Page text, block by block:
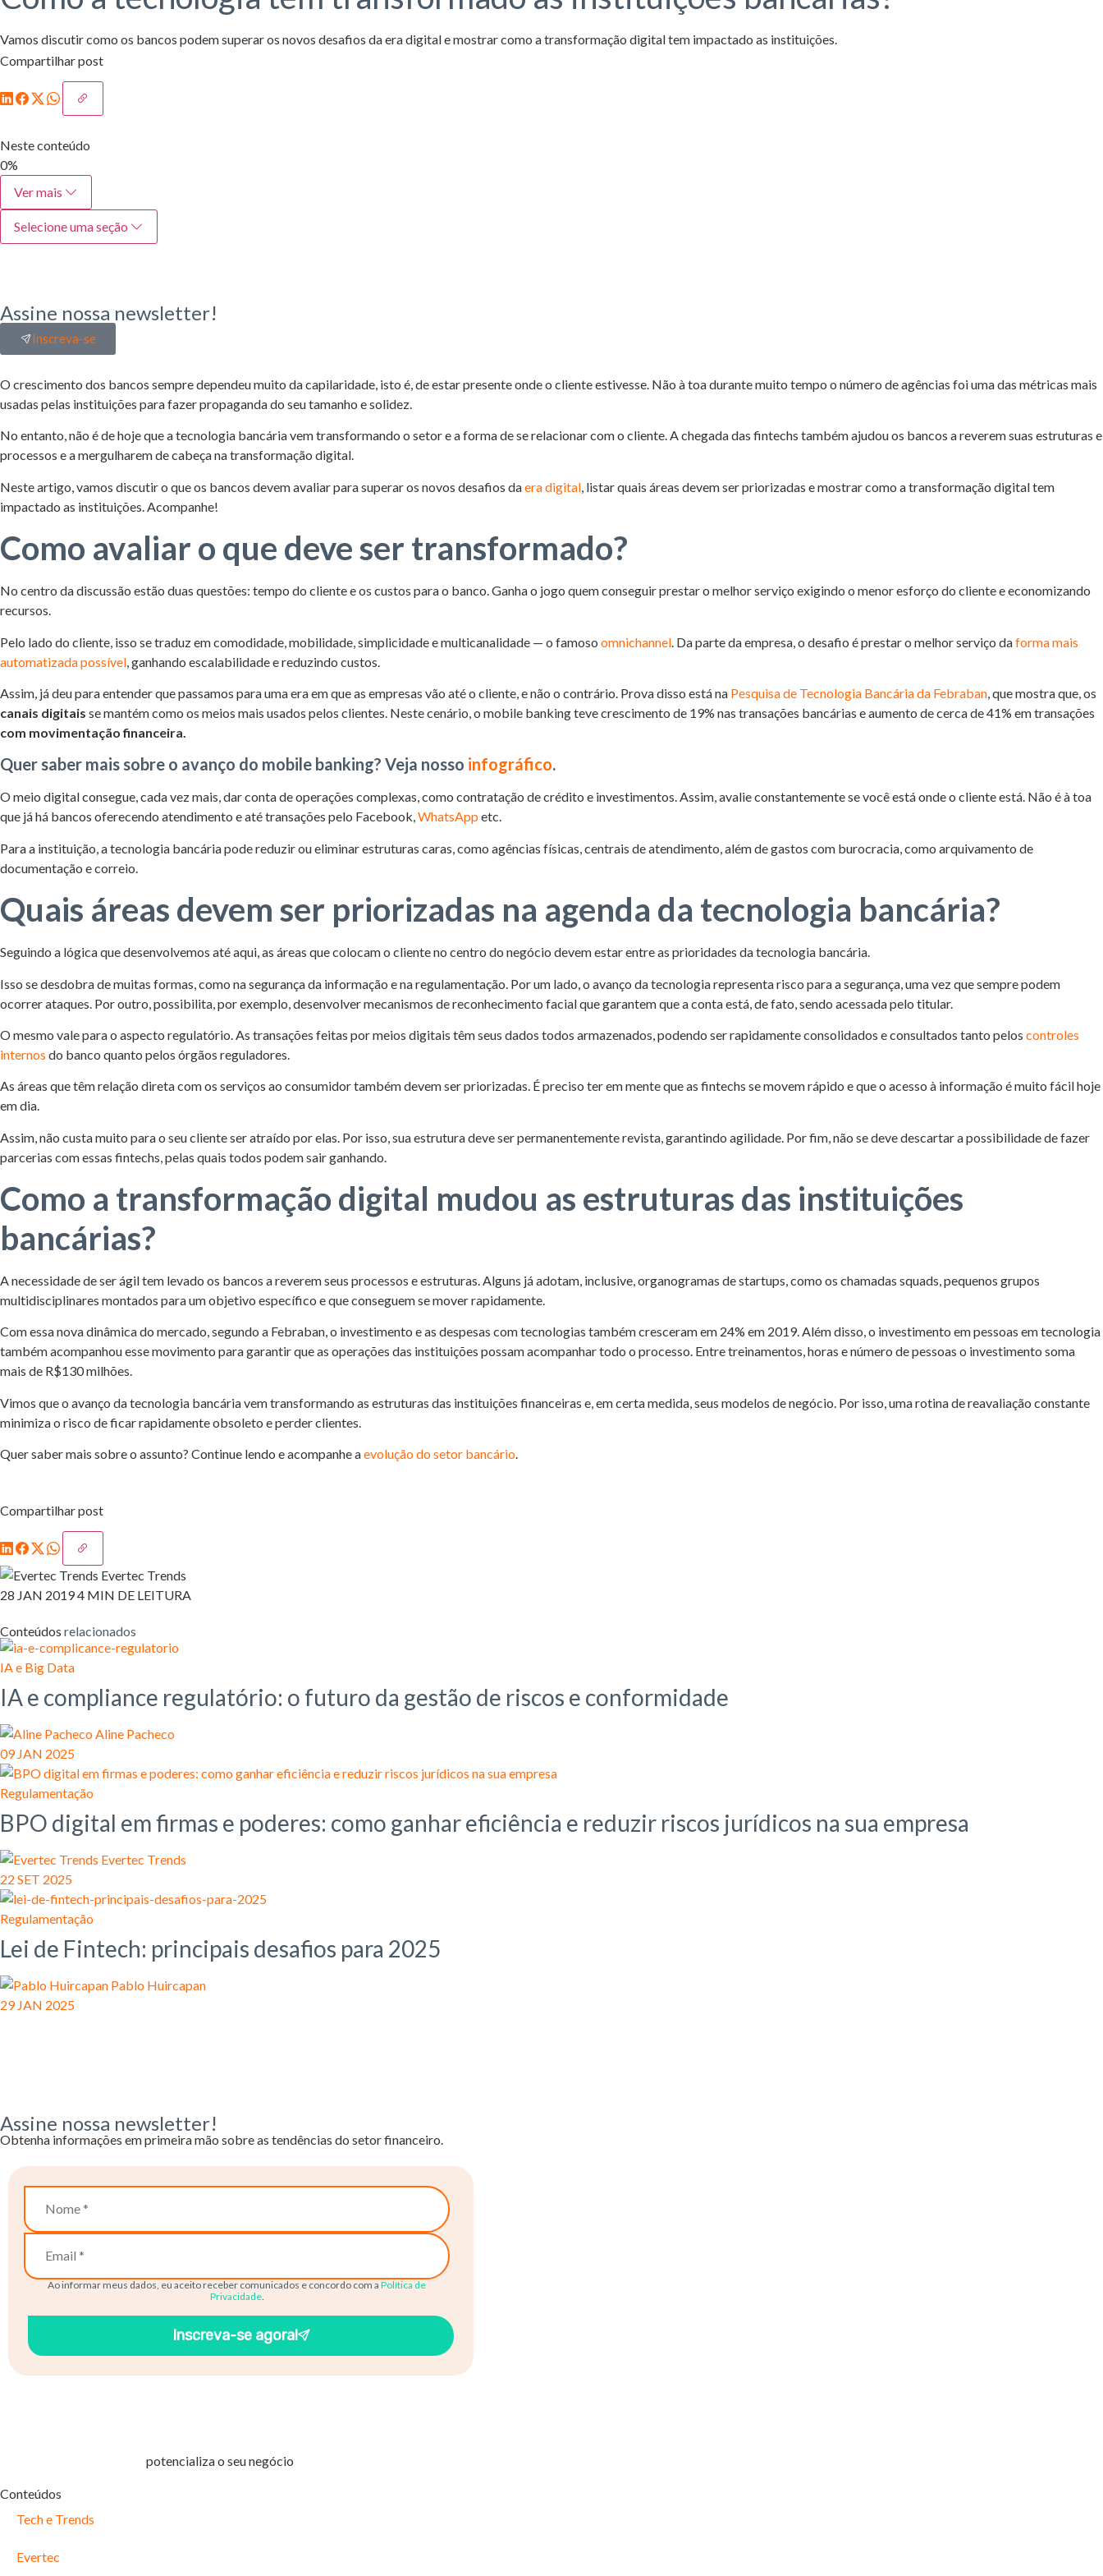
Vamos discutir como os bancos podem superar os novos desafios da era digital e mostrar como a transformação digital tem impactado as instituições.
Compartilhar post
Neste conteúdo
0%
Ver mais
Selecione uma seção
Assine nossa newsletter!
Inscreva-se
O crescimento dos bancos sempre dependeu muito da capilaridade, isto é, de estar presente onde o cliente estivesse. Não à toa durante muito tempo o número de agências foi uma das métricas mais
usadas pelas instituições para fazer propaganda do seu tamanho e solidez.
No entanto, não é de hoje que a tecnologia bancária vem transformando o setor e a forma de se relacionar com o cliente. A chegada das fintechs também ajudou os bancos a reverem suas estruturas e
processos e a mergulharem de cabeça na transformação digital.
Neste artigo, vamos discutir o que os bancos devem avaliar para superar os novos desafios daera digital , listar quais áreas devem ser priorizadas e mostrar como a transformação digital tem
impactado as instituições. Acompanhe!
Como avaliar o que deve ser transformado?
No centro da discussão estão duas questões: tempo do cliente e os custos para o banco. Ganha o jogo quem conseguir prestar o melhor serviço exigindo o menor esforço do cliente e economizando
recursos.
Pelo lado do cliente, isso se traduz em comodidade, mobilidade, simplicidade e multicanalidade — o famoso omnichannel . Da parte da empresa, o desafio é prestar o melhor serviço daforma mais
automatizada possível , ganhando escalabilidade e reduzindo custos.
Assim, já deu para entender que passamos para uma era em que as empresas vão até o cliente, e não o contrário. Prova disso está na Pesquisa de Tecnologia Bancária da Febraban, que mostra que, os
canais digitais se mantém como os meios mais usados pelos clientes. Neste cenário, o mobile banking teve crescimento de 19% nas transações bancárias e aumento de cerca de 41% em transações
com movimentação financeira.
Quer saber mais sobre o avanço do mobile banking? Veja nosso infográfico.
O meio digital consegue, cada vez mais, dar conta de operações complexas, como contratação de crédito e investimentos. Assim, avalie constantemente se você está onde o cliente está. Não é à toa
que já há bancos oferecendo atendimento e até transações pelo Facebook,WhatsApp etc.
Para a instituição, a tecnologia bancária pode reduzir ou eliminar estruturas caras, como agências físicas, centrais de atendimento, além de gastos com burocracia, como arquivamento de
documentação e correio.
Quais áreas devem ser priorizadas na agenda da tecnologia bancária?
Seguindo a lógica que desenvolvemos até aqui, as áreas que colocam o cliente no centro do negócio devem estar entre as prioridades da tecnologia bancária.
Isso se desdobra de muitas formas, como na segurança da informação e na regulamentação. Por um lado, o avanço da tecnologia representa risco para a segurança, uma vez que sempre podem
ocorrer ataques. Por outro, possibilita, por exemplo, desenvolver mecanismos de reconhecimento facial que garantem que a conta está, de fato, sendo acessada pelo titular.
O mesmo vale para o aspecto regulatório. As transações feitas por meios digitais têm seus dados todos armazenados, podendo ser rapidamente consolidados e consultados tanto pelos controles
internos do banco quanto pelos órgãos reguladores.
As áreas que têm relação direta com os serviços ao consumidor também devem ser priorizadas. É preciso ter em mente que as fintechs se movem rápido e que o acesso à informação é muito fácil hoje
em dia.
Assim, não custa muito para o seu cliente ser atraído por elas. Por isso, sua estrutura deve ser permanentemente revista, garantindo agilidade. Por fim, não se deve descartar a possibilidade de fazer
parcerias com essas fintechs, pelas quais todos podem sair ganhando.
Como a transformação digital mudou as estruturas das instituições
bancárias?
A necessidade de ser ágil tem levado os bancos a reverem seus processos e estruturas. Alguns já adotam, inclusive, organogramas de startups, como os chamadas squads, pequenos grupos
multidisciplinares montados para um objetivo específico e que conseguem se mover rapidamente.
Com essa nova dinâmica do mercado, segundo a Febraban, o investimento e as despesas com tecnologias também cresceram em 24% em 2019. Além disso, o investimento em pessoas em tecnologia
também acompanhou esse movimento para garantir que as operações das instituições possam acompanhar todo o processo. Entre treinamentos, horas e número de pessoas o investimento soma
mais de R$130 milhões.
Vimos que o avanço da tecnologia bancária vem transformando as estruturas das instituições financeiras e, em certa medida, seus modelos de negócio. Por isso, uma rotina de reavaliação constante
minimiza o risco de ficar rapidamente obsoleto e perder clientes.
Quer saber mais sobre o assunto? Continue lendo e acompanhe aevolução do setor bancário.
Compartilhar post
Evertec Trends
28 JAN 20194 MIN DE LEITURA
Conteúdos relacionados
IA e Big Data
IA e compliance regulatório: o futuro da gestão de riscos e conformidade
Aline Pacheco
09 JAN 2025
Regulamentação
BPO digital em firmas e poderes: como ganhar eficiência e reduzir riscos jurídicos na sua empresa
Evertec Trends
22 SET 2025
Regulamentação
Lei de Fintech: principais desafios para 2025
Pablo Huircapan
29 JAN 2025
Assine nossa newsletter!
Obtenha informações em primeira mão sobre as tendências do setor financeiro.
Ao informar meus dados, eu aceito receber comunicados e concordo com a Política de
Privacidade.
Inscreva-se agora!
potencializa o seu negócio
Conteúdos
Tech e Trends
Evertec